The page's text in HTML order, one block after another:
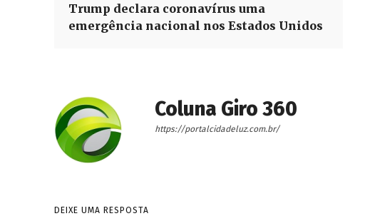
Trump declara coronavírus uma
emergência nacional nos Estados Unidos
Coluna Giro 360
https://portalcidadeluz.com.br/
DEIXE UMA RESPOSTA